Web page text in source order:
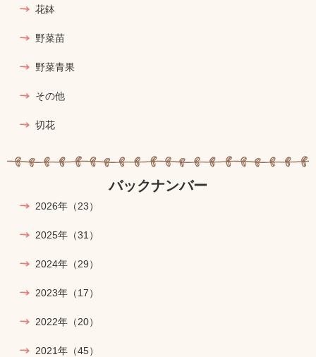
花鉢
野菜苗
野菜青果
その他
切花
バックナンバー
2026年 （23）
2025年 （31）
2024年 （29）
2023年 （17）
2022年 （20）
2021年 （45）